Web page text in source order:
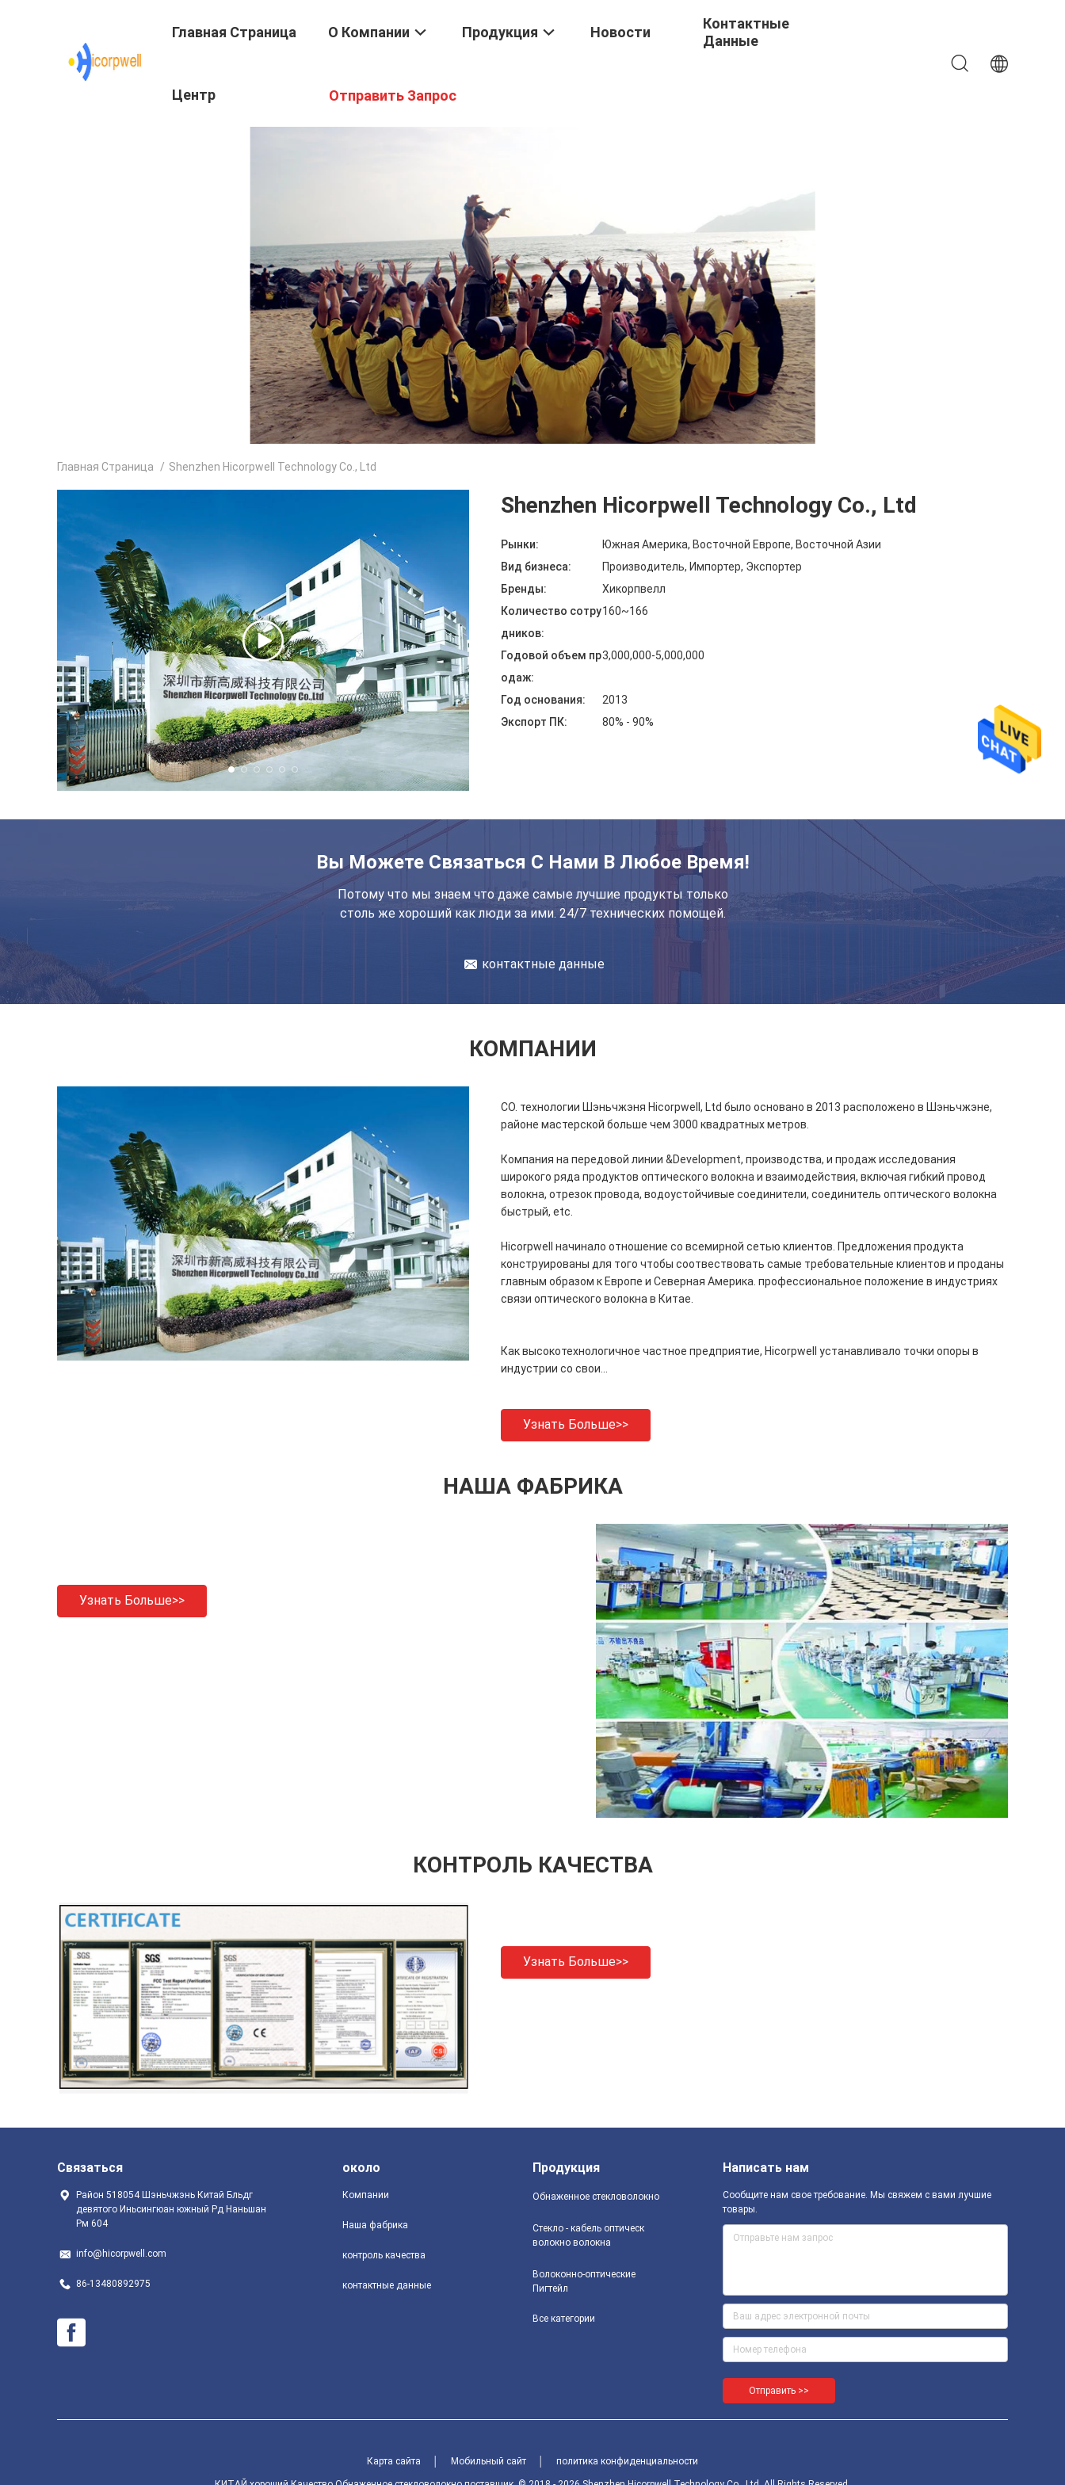
Главная Страница О Компании Продукция Новости
Контактные
Данные
Центр Отправить Запрос
Главная Страница / Shenzhen Hicorpwell Technology Co., Ltd
Shenzhen Hicorpwell Technology Co., Ltd
Рынки:
Южная Америка, Восточной Европе, Восточной Азии
Вид бизнеса:
Производитель, Импортер, Экспортер
Бренды:
Хикорпвелл
Количество сотру
дников:
160~166
Годовой объем пр
одаж:
3,000,000-5,000,000
Год основания:
2013
Экспорт ПК:
80% - 90%
Вы Можете Связаться С Нами В Любое Время!
Потому что мы знаем что даже самые лучшие продукты только
столь же хороший как люди за ими. 24/7 технических помощей.
контактные данные
КОМПАНИИ
CO. технологии Шэньчжэня Hicorpwell, Ltd было основано в 2013 расположено в Шэньчжэне,
районе мастерской больше чем 3000 квадратных метров.
Компания на передовой линии &Development, производства, и продаж исследования
широкого ряда продуктов оптического волокна и взаимодействия, включая гибкий провод
волокна, отрезок провода, водоустойчивые соединители, соединитель оптического волокна
быстрый, etc.
Hicorpwell начинало отношение со всемирной сетью клиентов. Предложения продукта
конструированы для того чтобы соотвествовать самые требовательные клиентов и проданы
главным образом к Европе и Северная Америка. профессиональное положение в индустриях
связи оптического волокна в Китае.
Как высокотехнологичное частное предприятие, Hicorpwell устанавливало точки опоры в
индустрии со свои...
Узнать Больше>>
НАША ФАБРИКА
Узнать Больше>>
КОНТРОЛЬ КАЧЕСТВА
Узнать Больше>>
Связаться
Район 518054 Шэньчжэнь Китай Бльдг
девятого Иньсингюан южный Рд Наньшан
Рм 604
info@hicorpwell.com
86-13480892975
около
Компании
Наша фабрика
контроль качества
контактные данные
Продукция
Обнаженное стекловолокно
Стекло - кабель оптическ
волокно волокна
Волоконно-оптические
Пигтейл
Все категории
Написать нам
Сообщите нам свое требование. Мы свяжем с вами лучшие
товары.
Отправить >>
Карта сайта Мобильный сайт политика конфиденциальности